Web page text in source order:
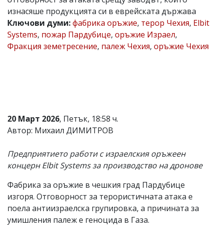
Коментарите
под
статиите
се
въвеждат
за
тях!
Ако
обиден
за
вас
моля
сигнализирайте
изнасяше продукцията си в еврейската държава
Ключови думи:фабрика оръжие, терор Чехия, Elbit
Systems, пожар Пардубице, оръжие Израел,
Фракция земетресение, палеж Чехия, оръжие Чехия
20 Март 2026, Петък, 18:58 ч.
Автор: Михаил ДИМИТРОВ
Предприятието работи с израелския оръжеен
концерн Elbit Systems за производство на дронове
Фабрика за оръжие в чешкия град Пардубице
изгоря. Отговорност за терористичната атака е
поела антиизраелска групировка, а причината за
умишления палеж е геноцида в Газа.